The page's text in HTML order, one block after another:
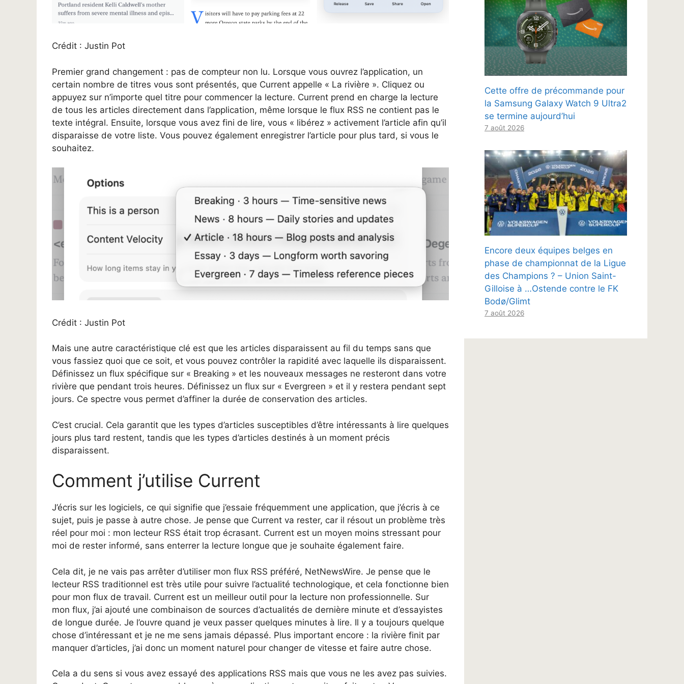
Crédit : Justin Pot
Premier grand changement : pas de compteur non lu. Lorsque vous ouvrez l’application, un
certain nombre de titres vous sont présentés, que Current appelle « La rivière ». Cliquez ou
appuyez sur n’importe quel titre pour commencer la lecture. Current prend en charge la lecture
de tous les articles directement dans l’application, même lorsque le flux RSS ne contient pas le
texte intégral. Ensuite, lorsque vous avez fini de lire, vous « libérez » activement l’article afin qu’il
disparaisse de votre liste. Vous pouvez également enregistrer l’article pour plus tard, si vous le
souhaitez.
Crédit : Justin Pot
Mais une autre caractéristique clé est que les articles disparaissent au fil du temps sans que
vous fassiez quoi que ce soit, et vous pouvez contrôler la rapidité avec laquelle ils disparaissent.
Définissez un flux spécifique sur « Breaking » et les nouveaux messages ne resteront dans votre
rivière que pendant trois heures. Définissez un flux sur « Evergreen » et il y restera pendant sept
jours. Ce spectre vous permet d’affiner la durée de conservation des articles.
C’est crucial. Cela garantit que les types d’articles susceptibles d’être intéressants à lire quelques
jours plus tard restent, tandis que les types d’articles destinés à un moment précis
disparaissent.
Comment j’utilise Current
J’écris sur les logiciels, ce qui signifie que j’essaie fréquemment une application, que j’écris à ce
sujet, puis je passe à autre chose. Je pense que Current va rester, car il résout un problème très
réel pour moi : mon lecteur RSS était trop écrasant. Current est un moyen moins stressant pour
moi de rester informé, sans enterrer la lecture longue que je souhaite également faire.
Cela dit, je ne vais pas arrêter d’utiliser mon flux RSS préféré, NetNewsWire. Je pense que le
lecteur RSS traditionnel est très utile pour suivre l’actualité technologique, et cela fonctionne bien
pour mon flux de travail. Current est un meilleur outil pour la lecture non professionnelle. Sur
mon flux, j’ai ajouté une combinaison de sources d’actualités de dernière minute et d’essayistes
de longue durée. Je l’ouvre quand je veux passer quelques minutes à lire. Il y a toujours quelque
chose d’intéressant et je ne me sens jamais dépassé. Plus important encore : la rivière finit par
manquer d’articles, j’ai donc un moment naturel pour changer de vitesse et faire autre chose.
Cela a du sens si vous avez essayé des applications RSS mais que vous ne les avez pas suivies.
Cette offre de précommande pour
la Samsung Galaxy Watch 9 Ultra2
se termine aujourd’hui
7 août 2026
Encore deux équipes belges en
phase de championnat de la Ligue
des Champions ? – Union Saint-
Gilloise à …Ostende contre le FK
Bodø/Glimt
7 août 2026